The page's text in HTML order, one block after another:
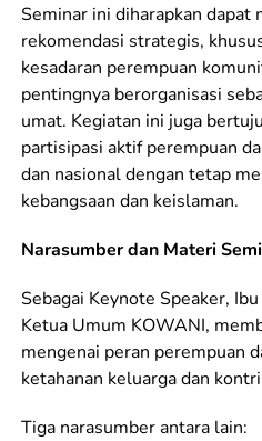
Seminar ini diharapkan dapat
rekomendasi strategis,
kesadaran perempuan
pentingnya berorganisasi
umat. Kegiatan ini juga
partisipasi aktif perempuan
dan nasional dengan tetap
kebangsaan dan keislaman.
Narasumber dan Materi
Sebagai Keynote Speaker,
Ketua Umum KOWANI,
mengenai peran perempuan
ketahanan keluarga dan
Tiga narasumber antara lain: